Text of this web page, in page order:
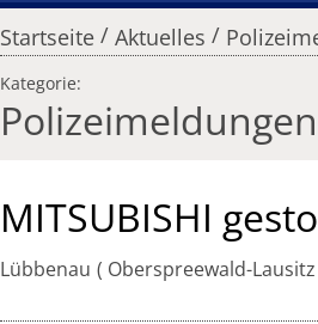
Startseite / Aktuelles /
Kategorie:
Polizeimeldungen
MITSUBISHI
Lübbenau Oberspreewald-Lausitz